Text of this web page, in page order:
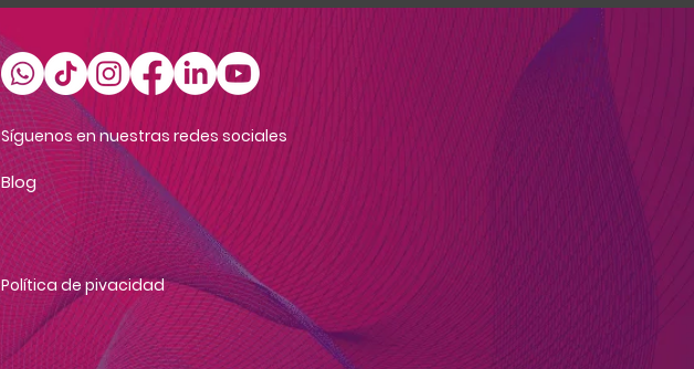
Síguenos en nuestras redes sociales
Blog
Política de pivacidad